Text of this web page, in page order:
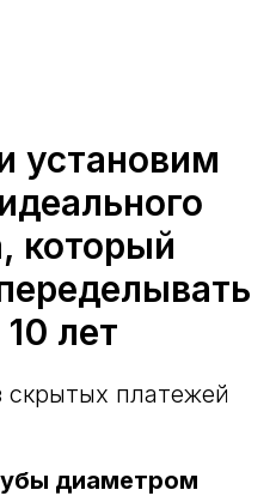
установим
который
лет
скрытых платежей
диаметром